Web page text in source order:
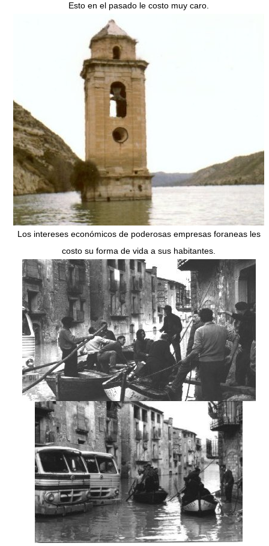
Esto en el pasado le costo muy caro.
Los intereses económicos de poderosas empresas foraneas les
costo su forma de vida a sus habitantes.